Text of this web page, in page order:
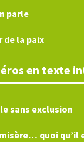
parle
de la paix
en texte
sans exclusion
quoi qu’il